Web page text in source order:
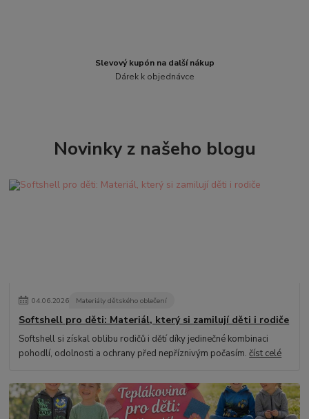
Slevový kupón na další nákup
Dárek k objednávce
Novinky z našeho blogu
04.06.2026 Materiály dětského oblečení
Softshell pro děti: Materiál, který si zamilují děti i rodiče
Softshell si získal oblibu rodičů i dětí díky jedinečné kombinaci
pohodlí, odolnosti a ochrany před nepříznivým počasím.číst celé